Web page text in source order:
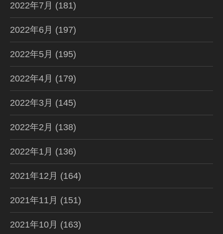
2022年7月 (181)
2022年6月 (197)
2022年5月 (195)
2022年4月 (179)
2022年3月 (145)
2022年2月 (138)
2022年1月 (136)
2021年12月 (164)
2021年11月 (151)
2021年10月 (163)